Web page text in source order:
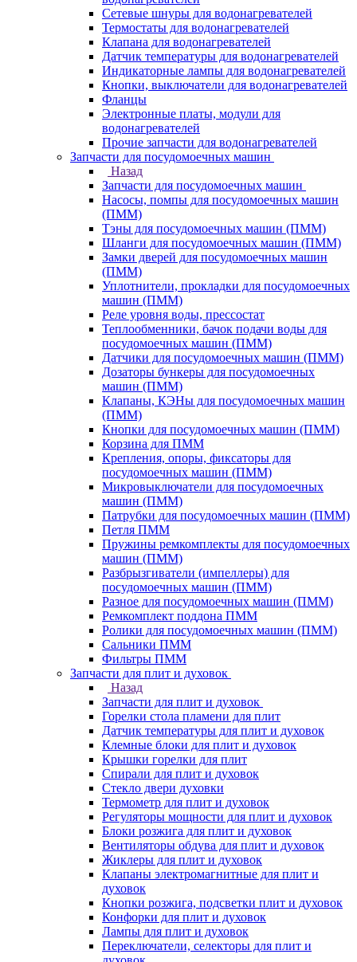
Сетевые шнуры для водонагревателей
Термостаты для водонагревателей
Клапана для водонагревателей
Датчик температуры для водонагревателей
Индикаторные лампы для водонагревателей
Кнопки, выключатели для водонагревателей
Фланцы
Электронные платы, модули для
водонагревателей
Прочие запчасти для водонагревателей
Запчасти для посудомоечных машин
Назад
Запчасти для посудомоечных машин
Насосы, помпы для посудомоечных машин
(ПММ)
Тэны для посудомоечных машин (ПММ)
Шланги для посудомоечных машин (ПММ)
Замки дверей для посудомоечных машин
(ПММ)
Уплотнители, прокладки для посудомоечных
машин (ПММ)
Реле уровня воды, прессостат
Теплообменники, бачок подачи воды для
посудомоечных машин (ПММ)
Датчики для посудомоечных машин (ПММ)
Дозаторы бункеры для посудомоечных
машин (ПММ)
Клапаны, КЭНы для посудомоечных машин
(ПММ)
Кнопки для посудомоечных машин (ПММ)
Корзина для ПММ
Крепления, опоры, фиксаторы для
посудомоечных машин (ПММ)
Микровыключатели для посудомоечных
машин (ПММ)
Патрубки для посудомоечных машин (ПММ)
Петля ПММ
Пружины ремкомплекты для посудомоечных
машин (ПММ)
Разбрызгиватели (импеллеры) для
посудомоечных машин (ПММ)
Разное для посудомоечных машин (ПММ)
Ремкомплект поддона ПММ
Ролики для посудомоечных машин (ПММ)
Сальники ПММ
Фильтры ПММ
Запчасти для плит и духовок
Назад
Запчасти для плит и духовок
Горелки стола пламени для плит
Датчик температуры для плит и духовок
Клемные блоки для плит и духовок
Крышки горелки для плит
Спирали для плит и духовок
Стекло двери духовки
Термометр для плит и духовок
Регуляторы мощности для плит и духовок
Блоки розжига для плит и духовок
Вентиляторы обдува для плит и духовок
Жиклеры для плит и духовок
Клапаны электромагнитные для плит и
духовок
Кнопки розжига, подсветки плит и духовок
Конфорки для плит и духовок
Лампы для плит и духовок
Переключатели, селекторы для плит и